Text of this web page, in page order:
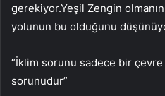
gerekiyor.Yeşil Zengin
yolunun bu olduğunu
“İklim sorunu sadece bir
sorunudur”